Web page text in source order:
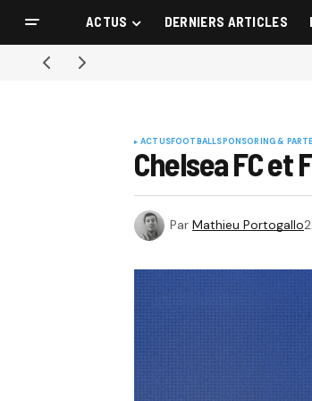
ACTUS DERNIERS ARTICLES
ACTUSFOOTBALLSPONSORING &
Chelsea FC
Par Mathieu Portogallo